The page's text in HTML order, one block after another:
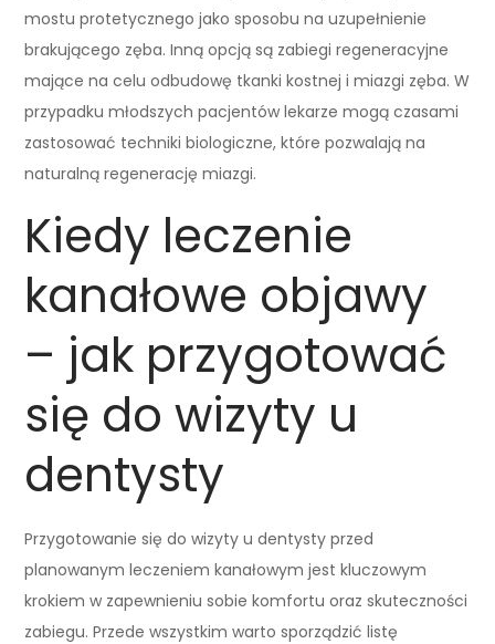
mostu protetycznego jako sposobu na uzupełnienie
brakującego zęba. Inną opcją są zabiegi regeneracyjne
mające na celu odbudowę tkanki kostnej i miazgi zęba. W
przypadku młodszych pacjentów lekarze mogą czasami
zastosować techniki biologiczne, które pozwalają na
naturalną regenerację miazgi.
Kiedy leczenie
kanałowe objawy
– jak przygotować
się do wizyty u
dentysty
Przygotowanie się do wizyty u dentysty przed
planowanym leczeniem kanałowym jest kluczowym
krokiem w zapewnieniu sobie komfortu oraz skuteczności
zabiegu. Przede wszystkim warto sporządzić listę